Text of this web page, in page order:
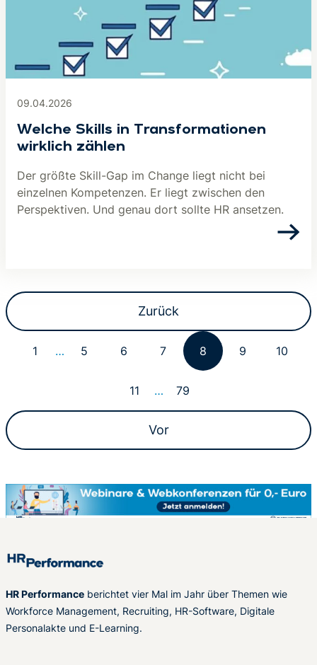
09.04.2026
Welche Skills in Transformationen
wirklich zählen
Der größte Skill-Gap im Change liegt nicht bei
einzelnen Kompetenzen. Er liegt zwischen den
Perspektiven. Und genau dort sollte HR ansetzen.
Zurück
1 … 5 6 7 8 9 10
11 … 79
Vor
HR Performance berichtet vier Mal im Jahr über Themen wie
Workforce Management, Recruiting, HR-Software, Digitale
Personalakte und E-Learning.